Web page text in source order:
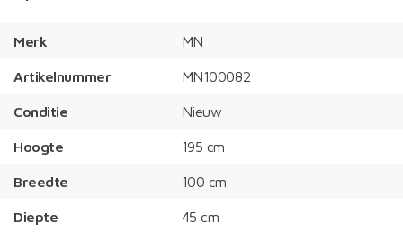
Merk MN
Artikelnummer MN100082
Conditie Nieuw
Hoogte 195 cm
Breedte 100 cm
Diepte 45 cm